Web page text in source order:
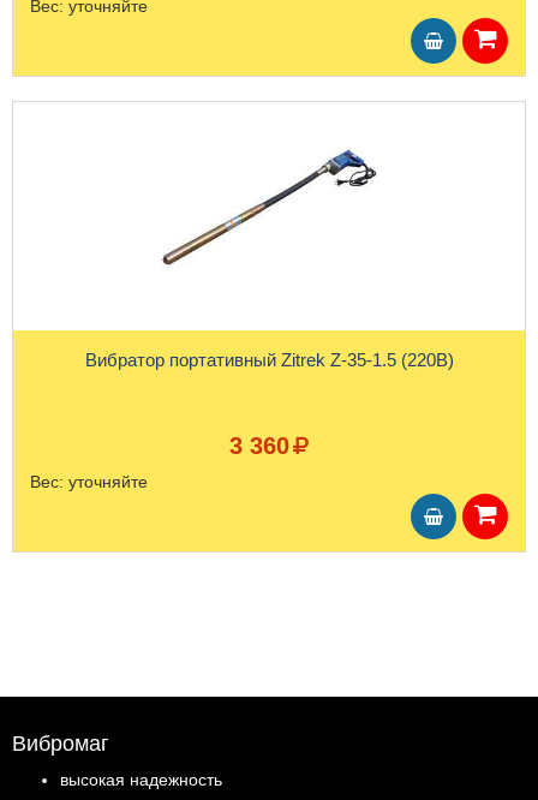
Вес: уточняйте
Вибратор портативный Zitrek Z-35-1.5 (220В)
3 360
Вес: уточняйте
Вибромаг
высокая надежность